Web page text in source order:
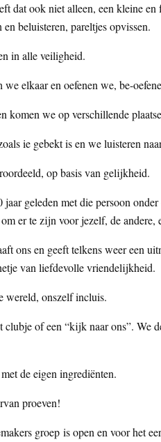
dat ook niet alleen, een kleine
en beluisteren, pareltjes opvissen.
in alle veiligheid.
we elkaar en oefenen we, be-
komen we op verschillende
ie gebekt is en we luisteren
op basis van gelijkheid.
jaar geleden met die persoon
er te zijn voor jezelf, de
ons en geeft telkens weer een
van liefdevolle vriendelijkheid.
wereld, onszelf incluis.
clubje of een “kijk naar ons”.
de eigen ingrediënten.
proeven!
groep is open en voor het